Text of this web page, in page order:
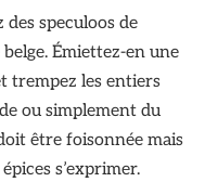
des speculoos de
Émiettez-en une
trempez les entiers
ou simplement du
être foisonnée mais
s’exprimer.